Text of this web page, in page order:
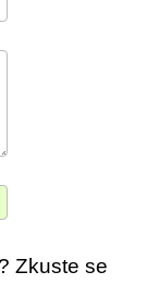
Zkuste se